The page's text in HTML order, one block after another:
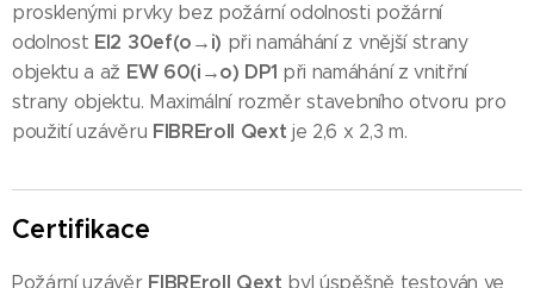
prosklenými prvky bez požární odolnosti požární
odolnost EI2 30ef(o→i) při namáhání z vnější strany
objektu a až EW 60(i→o) DP1 při namáhání z vnitřní
strany objektu. Maximální rozměr stavebního otvoru pro
použití uzávěru FIBREroll Qextje 2,6 x 2,3 m.
Certifikace
Požární uzávěr FIBREroll Qext byl úspěšně testován ve